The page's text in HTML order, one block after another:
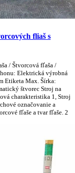
fliaš s
/ Štvorcová fľaša /
Elektrická výrobná
Etiketa Max. Šírka:
štvorec Stroj na
charakteristika 1, Stroj
označovanie a
fľaše a tvar fľaše. 2